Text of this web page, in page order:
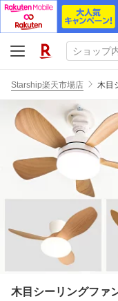
Starship楽天市場店 木目
木目シーリングファ